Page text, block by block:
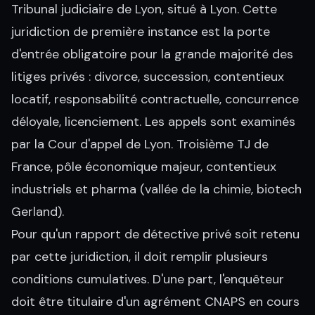
Tribunal judiciaire de Lyon, situé à Lyon. Cette
juridiction de première instance est la porte
d'entrée obligatoire pour la grande majorité des
litiges privés : divorce, succession, contentieux
locatif, responsabilité contractuelle, concurrence
déloyale, licenciement. Les appels sont examinés
par la Cour d'appel de Lyon. Troisième TJ de
France, pôle économique majeur, contentieux
industriels et pharma (vallée de la chimie, biotech
Gerland).
Pour qu'un rapport de détective privé soit retenu
par cette juridiction, il doit remplir plusieurs
conditions cumulatives. D'une part, l'enquêteur
doit être titulaire d'un agrément CNAPS en cours